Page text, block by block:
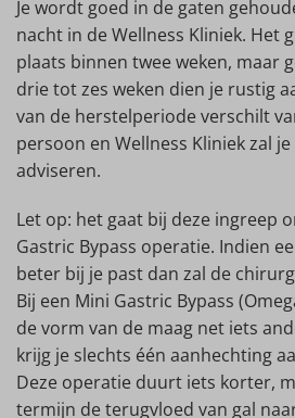
Je wordt goed in de gaten
nacht in de Wellness Kliniek. Het
plaats binnen twee weken, maar
drie tot zes weken dien je rustig
van de herstelperiode verschilt
persoon en Wellness Kliniek zal
adviseren.
Let op: het gaat bij deze ingreep
Gastric Bypass operatie. Indien
beter bij je past dan zal de
Bij een Mini Gastric Bypass
de vorm van de maag net iets
krijg je slechts één aanhechting
Deze operatie duurt iets korter,
termijn de terugvloed van gal